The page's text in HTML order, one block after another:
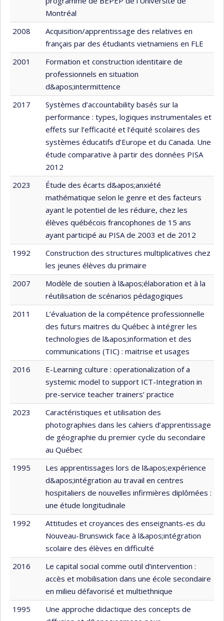
Montréal
2008
Acquisition/apprentissage des relatives en
français par des étudiants vietnamiens en FLE
2001
Formation et construction identitaire de
professionnels en situation
d&apos;intermittence
2017
Systèmes d’accountability basés sur la
performance : types, logiques instrumentales et
effets sur l’efficacité et l’équité scolaires des
systèmes éducatifs d’Europe et du Canada. Une
étude comparative à partir des données PISA
2012
2023
Étude des écarts d&apos;anxiété
mathématique selon le genre et des facteurs
ayant le potentiel de les réduire, chez les
élèves québécois francophones de 15 ans
ayant participé au PISA de 2003 et de 2012
1992
Construction des structures multiplicatives chez
les jeunes élèves du primaire
2007
Modèle de soutien à l&apos;élaboration et à la
réutilisation de scénarios pédagogiques
2011
L’évaluation de la compétence professionnelle
des futurs maitres du Québec à intégrer les
technologies de l&apos;information et des
communications (TIC) : maitrise et usages
2016
E-Learning culture : operationalization of a
systemic model to support ICT-Integration in
pre-service teacher trainers’ practice
2023
Caractéristiques et utilisation des
photographies dans les cahiers d’apprentissage
de géographie du premier cycle du secondaire
au Québec
1995
Les apprentissages lors de l&apos;expérience
d&apos;intégration au travail en centres
hospitaliers de nouvelles infirmières diplômées :
une étude longitudinale
1992
Attitudes et croyances des enseignants-es du
Nouveau-Brunswick face à l&apos;intégration
scolaire des élèves en difficulté
2016
Le capital social comme outil d’intervention :
accès et mobilisation dans une école secondaire
en milieu défavorisé et multiethnique
1995
Une approche didactique des concepts de